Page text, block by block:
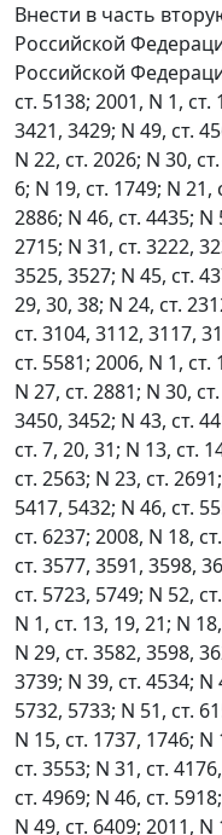
Внести в часть
Российской
Российской
ст. 5138; 2001, N 1, ст.
3421, 3429; N 49, ст.
N 22, ст. 2026; N 30,
6; N 19, ст. 1749; N 21,
2886; N 46, ст. 4435; N
2715; N 31, ст. 3222,
3525, 3527; N 45, ст.
29, 30, 38; N 24, ст.
ст. 3104, 3112, 3117,
ст. 5581; 2006, N 1, ст.
N 27, ст. 2881; N 30,
3450, 3452; N 43, ст.
ст. 7, 20, 31; N 13, ст.
ст. 2563; N 23, ст.
5417, 5432; N 46, ст.
ст. 6237; 2008, N 18,
ст. 3577, 3591, 3598,
ст. 5723, 5749; N 52,
N 1, ст. 13, 19, 21; N
N 29, ст. 3582, 3598,
3739; N 39, ст. 4534; N
5732, 5733; N 51, ст.
N 15, ст. 1737, 1746; N
ст. 3553; N 31, ст.
ст. 4969; N 46, ст.
N 49, ст. 6409; 2011, N